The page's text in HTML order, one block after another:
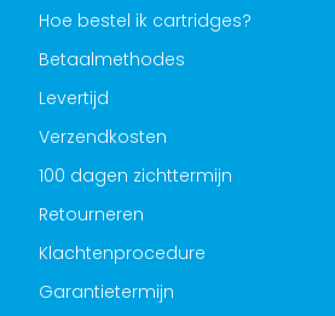
Hoe bestel ik cartridges?
Betaalmethodes
Levertijd
Verzendkosten
100 dagen zichttermijn
Retourneren
Klachtenprocedure
Garantietermijn